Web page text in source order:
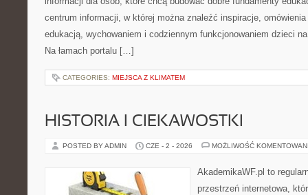
centrum informacji, w której można znaleźć inspiracje,
edukacją, wychowaniem i codziennym funkcjonowaniem dzieci
Na łamach portalu […]
CATEGORIES: MIEJSCA Z KLIMATEM
HISTORIA I CIEKAWOSTKI
POSTED BY ADMIN CZE - 2 - 2026 MOŻLIWOŚĆ
AkademikaWF.pl to
przestrzeń internetowa,